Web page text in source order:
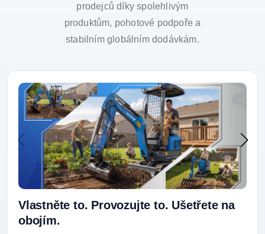
prodejců díky spolehlivým
produktům, pohotové podpoře a
stabilním globálním dodávkám.
Vlastněte to. Provozujte to. Ušetřete na
obojím.